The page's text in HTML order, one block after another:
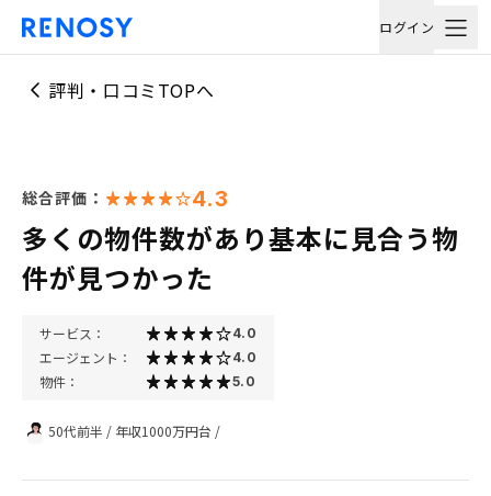
ログイン
評判・口コミTOPへ
総合評価： 4.3
多くの物件数があり基本に見合う物
件が見つかった
サービス： 4.0
エージェント： 4.0
物件： 5.0
50代前半 / 年収1000万円台 /